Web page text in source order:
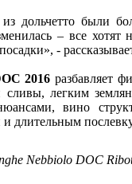
дольчетто были
– все хотят
-
2016 разбавляет
сливы, легким
вино
длительным
Nebbiolo DOC